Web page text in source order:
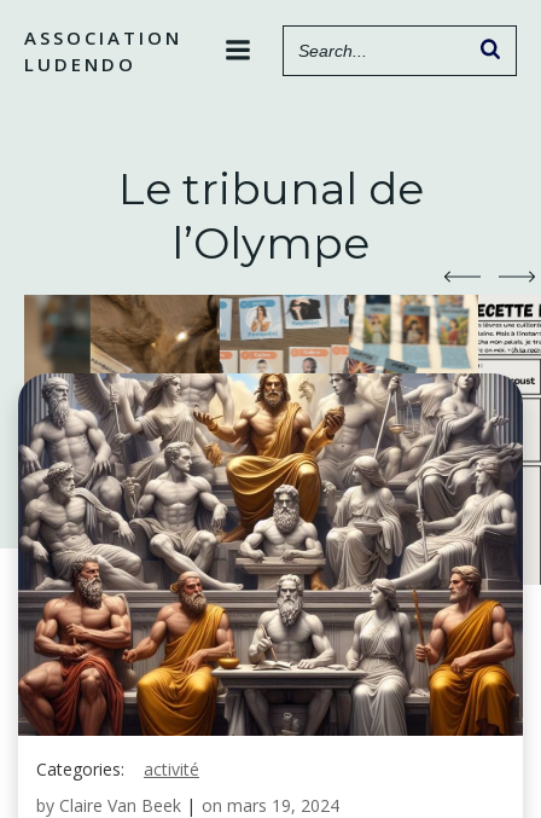
contenu
ASSOCIATION
LUDENDO
Le tribunal de
l’Olympe
Categories:
activité
by Claire Van Beek | on mars 19, 2024